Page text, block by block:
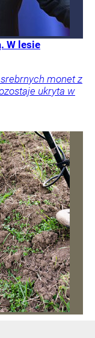
W lesie
monet z
ukryta w